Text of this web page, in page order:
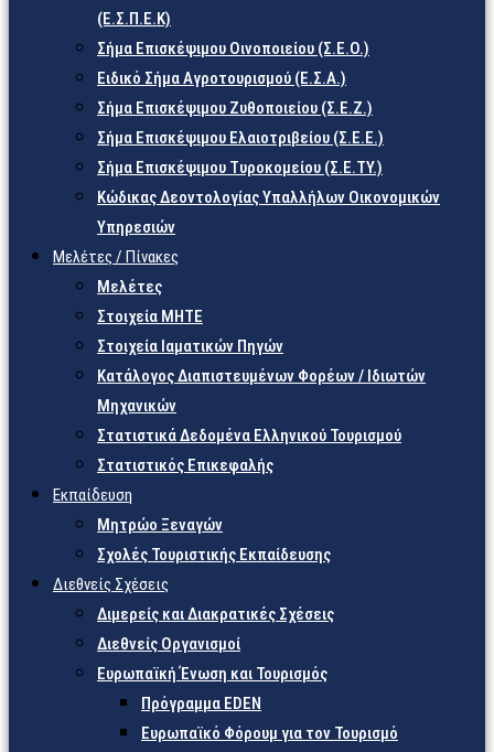
(Ε.Σ.Π.Ε.Κ)
Σήμα Επισκέψιμου Οινοποιείου (Σ.Ε.Ο.)
Ειδικό Σήμα Αγροτουρισμού (Ε.Σ.Α.)
Σήμα Επισκέψιμου Ζυθοποιείου (Σ.Ε.Ζ.)
Σήμα Επισκέψιμου Ελαιοτριβείου (Σ.Ε.Ε.)
Σήμα Επισκέψιμου Τυροκομείου (Σ.Ε.TY.)
Κώδικας Δεοντολογίας Υπαλλήλων Οικονομικών
Υπηρεσιών
Μελέτες / Πίνακες
Μελέτες
Στοιχεία ΜΗΤΕ
Στοιχεία Ιαματικών Πηγών
Κατάλογος Διαπιστευμένων Φορέων / Ιδιωτών
Μηχανικών
Στατιστικά Δεδομένα Ελληνικού Τουρισμού
Στατιστικός Επικεφαλής
Εκπαίδευση
Μητρώο Ξεναγών
Σχολές Τουριστικής Εκπαίδευσης
Διεθνείς Σχέσεις
Διμερείς και Διακρατικές Σχέσεις
Διεθνείς Οργανισμοί
Ευρωπαϊκή Ένωση και Τουρισμός
Πρόγραμμα EDEN
Ευρωπαϊκό Φόρουμ για τον Τουρισμό